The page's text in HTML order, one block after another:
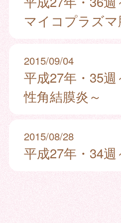
マイコプラズマ
2015/09/04
平成27年・35
性角結膜炎～
2015/08/28
平成27年・34